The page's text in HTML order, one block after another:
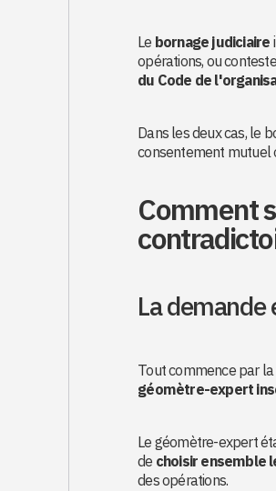
Le bornage judiciaire
opérations, ou
du Code de
Dans les deux cas, le
consentement mutuel
Comment
La
Tout commence par
géomètre-expert
Le géomètre-expert
de choisir ensemble
des opérations.